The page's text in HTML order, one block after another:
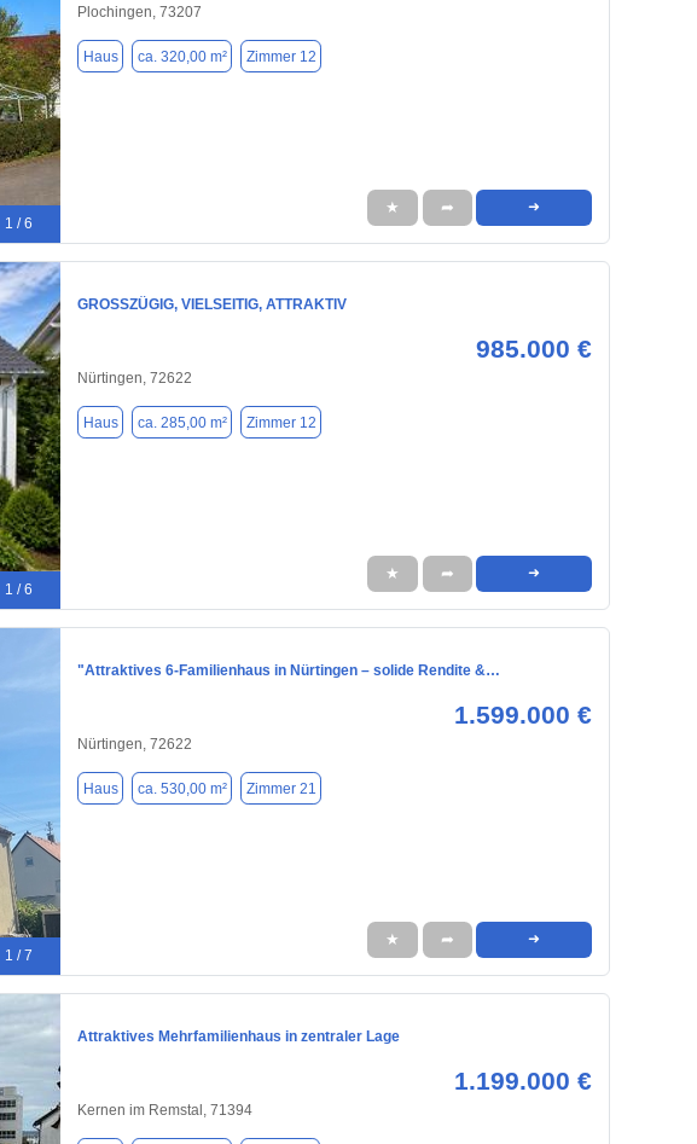
1 / 6
Plochingen, 73207
Haus ca. 320,00 m² Zimmer 12
★ ➦ ➜
1 / 6
GROSSZÜGIG, VIELSEITIG, ATTRAKTIV
985.000 €
Nürtingen, 72622
Haus ca. 285,00 m² Zimmer 12
★ ➦ ➜
1 / 7
"Attraktives 6-Familienhaus in Nürtingen – solide Rendite &…
1.599.000 €
Nürtingen, 72622
Haus ca. 530,00 m² Zimmer 21
★ ➦ ➜
Attraktives Mehrfamilienhaus in zentraler Lage
1.199.000 €
Kernen im Remstal, 71394